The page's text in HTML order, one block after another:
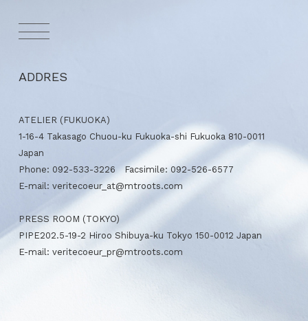
ADDRES
ATELIER (FUKUOKA)
1-16-4 Takasago Chuou-ku Fukuoka-shi Fukuoka 810-0011
Japan
Phone: 092-533-3226 Facsimile: 092-526-6577
E-mail: veritecoeur_at@mtroots.com
PRESS ROOM (TOKYO)
PIPE202.5-19-2 Hiroo Shibuya-ku Tokyo 150-0012 Japan
E-mail: veritecoeur_pr@mtroots.com